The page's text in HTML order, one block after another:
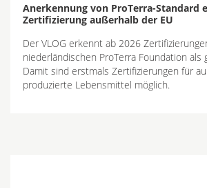
Anerkennung von ProTerra-Standard
Zertifizierung außerhalb der EU
Der VLOG erkennt ab 2026
niederländischen ProTerra Foundation als
Damit sind erstmals Zertifizierungen für
produzierte Lebensmittel möglich.